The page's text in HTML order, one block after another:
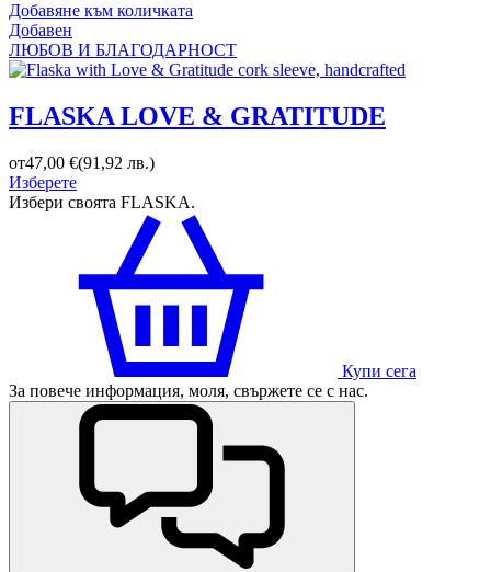
Добавяне към количката
Добавен
ЛЮБОВ И БЛАГОДАРНОСТ
FLASKA LOVE & GRATITUDE
от47,00 €(91,92 лв.)
Изберете
Избери своята FLASKA.
Купи сега
За повече информация, моля, свържете се с нас.